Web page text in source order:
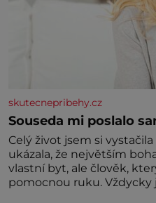
skutecnepribehy.cz
Souseda mi poslalo
Celý život jsem si
ukázala, že největším
vlastní byt, ale člověk,
pomocnou ruku. Vždycky